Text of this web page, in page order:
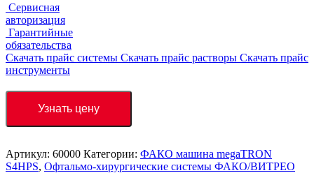
Сервисная
авторизация
Гарантийные
обязательства
Скачать прайс системы Скачать прайс растворы Скачать прайс
инструменты
Узнать цену
Артикул: 60000 Категории: ФАКО машина megaTRON
S4HPS, Офтальмо-хирургические системы ФАКО/ВИТРЕО